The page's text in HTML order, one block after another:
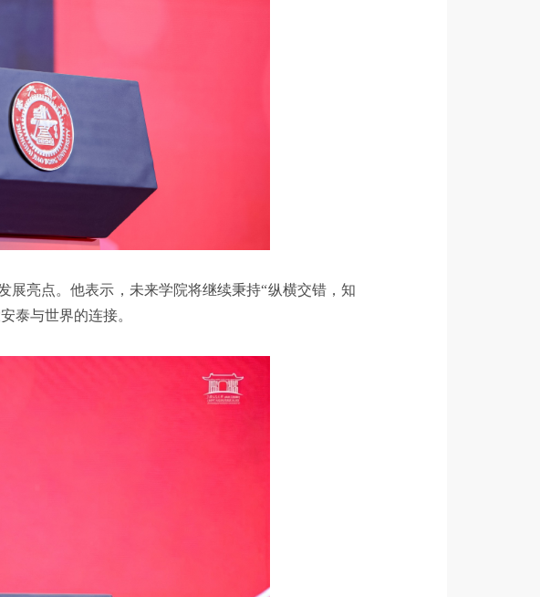
展亮点。他表示，未来学院将继续秉持“纵横交错，知
泰与世界的连接。